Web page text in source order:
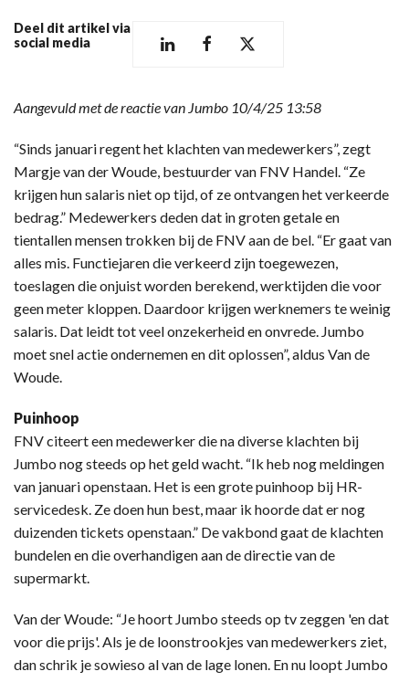
Deel dit artikel via
social media
Aangevuld met de reactie van Jumbo 10/4/25 13:58
“Sinds januari regent het klachten van medewerkers”, zegt
Margje van der Woude, bestuurder van FNV Handel. “Ze
krijgen hun salaris niet op tijd, of ze ontvangen het verkeerde
bedrag.” Medewerkers deden dat in groten getale en
tientallen mensen trokken bij de FNV aan de bel. “Er gaat van
alles mis. Functiejaren die verkeerd zijn toegewezen,
toeslagen die onjuist worden berekend, werktijden die voor
geen meter kloppen. Daardoor krijgen werknemers te weinig
salaris. Dat leidt tot veel onzekerheid en onvrede. Jumbo
moet snel actie ondernemen en dit oplossen”, aldus Van de
Woude.
Puinhoop
FNV citeert een medewerker die na diverse klachten bij
Jumbo nog steeds op het geld wacht. “Ik heb nog meldingen
van januari openstaan. Het is een grote puinhoop bij HR-
servicedesk. Ze doen hun best, maar ik hoorde dat er nog
duizenden tickets openstaan.” De vakbond gaat de klachten
bundelen en die overhandigen aan de directie van de
supermarkt.
Van der Woude: “Je hoort Jumbo steeds op tv zeggen 'en dat
voor die prijs'. Als je de loonstrookjes van medewerkers ziet,
dan schrik je sowieso al van de lage lonen. En nu loopt Jumbo